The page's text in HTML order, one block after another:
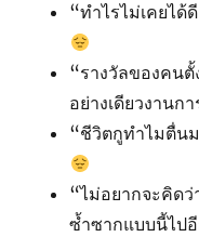
“ทำไรไม่เคยไ
“รางวัลของคนตั้
อย่างเดียวงานก
“ชีวิตกูทำไมตื่น
“ไม่อยากจะคิด
ซ้ำซากแบบนี้ไป